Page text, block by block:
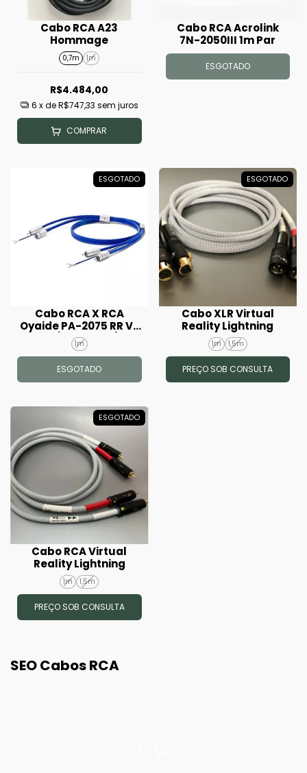
Cabo RCA A23
Hommage
0,7m 1m
R$4.484,00
6 x deR$747,33 sem juros
COMPRAR
Cabo RCA Acrolink
7N-2050III 1m Par
ESGOTADO
ESGOTADO
Cabo RCA X RCA
Oyaide PA-2075 RR V2
1m (Seminovo)
1m
ESGOTADO
ESGOTADO
Cabo XLR Virtual
Reality Lightning
1m 1,5m
PREÇO SOB CONSULTA
ESGOTADO
Cabo RCA Virtual
Reality Lightning
1m 1,5m
PREÇO SOB CONSULTA
SEO Cabos RCA